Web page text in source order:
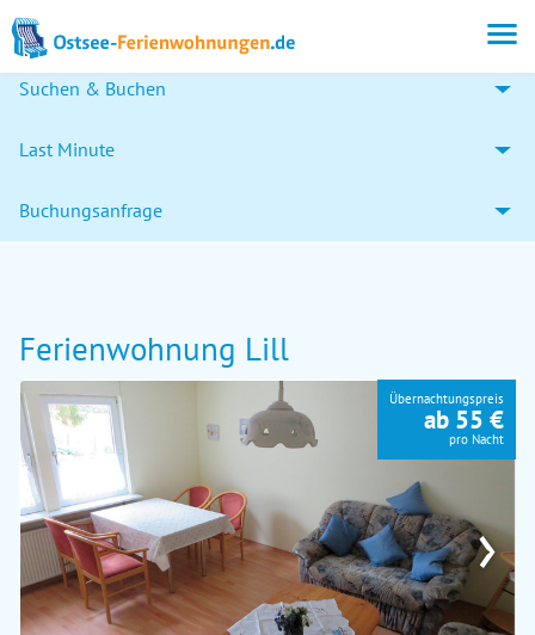
Suchen & Buchen
Last Minute
Buchungsanfrage
Ferienwohnung Lill
›
Übernachtungspreis
ab 55 €
pro Nacht